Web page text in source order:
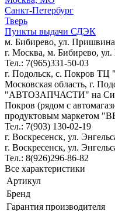
Санкт-Петербург
Тверь
Пункты выдачи СДЭК
м. Бибирево, ул.
г. Москва, м. Бибирево,
Тел.: 7(965)331-50-03
г. Подольск, c. Покров
Московская область, г.
"АВТОЗАПЧАСТИ" на
Покров (рядом с
продуктовым маркетом
Тел.: 7(903) 130-02-19
г. Воскресенск, ул.
г. Воскресенск, ул.
Тел.: 8(926)296-86-82
Все характеристики
Артикул
Бренд
Гарантия производителя